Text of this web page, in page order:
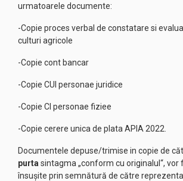
urmatoarele documente:
-Copie proces verbal de constatare si
culturi agricole
-Copie cont bancar
-Copie CUI personae juridice
-Copie CI personae fiziee
-Copie cerere unica de plata APIA 2022.
Documentele depuse/trimise in copie de
purta sintagma „conform cu originalul“, vor
însuşite prin semnătură de către